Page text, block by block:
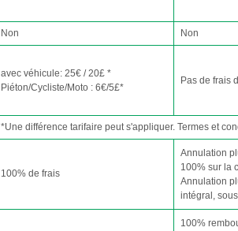
Non Non
avec véhicule: 25€ / 20£ *
Piéton/Cycliste/Moto : 6€/5£*
Pas de frais
*Une différence tarifaire peut s'appliquer. Termes et
100% de frais
Annulation
100% sur la
Annulation
intégral,
100%